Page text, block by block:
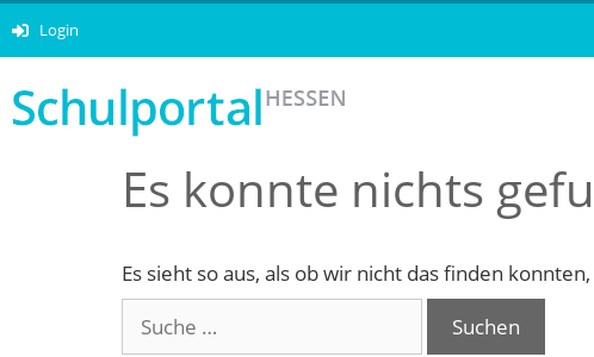
Login
Es konnte nichts
Es sieht so aus, als ob wir nicht das finden